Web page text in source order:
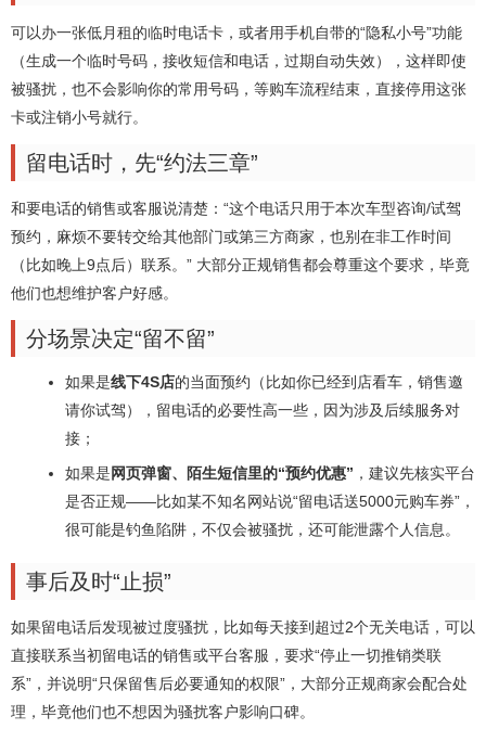
可以办一张低月租的临时电话卡，或者用手机自带的“隐私小号”功能
（生成一个临时号码，接收短信和电话，过期自动失效），这样即使
被骚扰，也不会影响你的常用号码，等购车流程结束，直接停用这张
卡或注销小号就行。
留电话时，先“约法三章”
和要电话的销售或客服说清楚：“这个电话只用于本次车型咨询/试驾
预约，麻烦不要转交给其他部门或第三方商家，也别在非工作时间
（比如晚上9点后）联系。” 大部分正规销售都会尊重这个要求，毕竟
他们也想维护客户好感。
分场景决定“留不留”
如果是线下4S店的当面预约（比如你已经到店看车，销售邀
请你试驾），留电话的必要性高一些，因为涉及后续服务对
接；
如果是网页弹窗、陌生短信里的“预约优惠” ，建议先核实平台
是否正规——比如某不知名网站说“留电话送5000元购车券”，
很可能是钓鱼陷阱，不仅会被骚扰，还可能泄露个人信息。
事后及时“止损”
如果留电话后发现被过度骚扰，比如每天接到超过2个无关电话，可以
直接联系当初留电话的销售或平台客服，要求“停止一切推销类联
系”，并说明“只保留售后必要通知的权限”，大部分正规商家会配合处
理，毕竟他们也不想因为骚扰客户影响口碑。